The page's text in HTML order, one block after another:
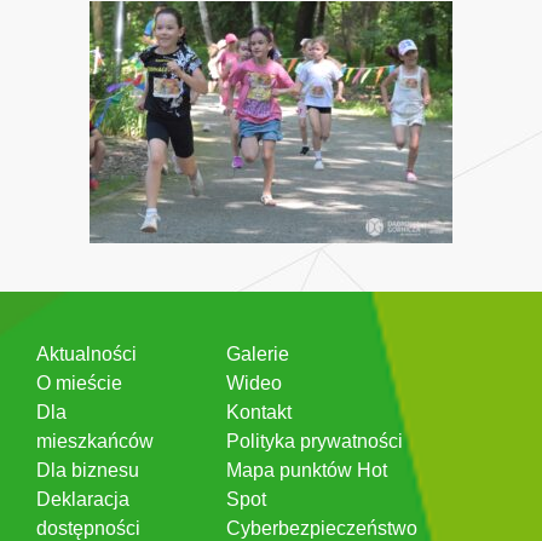
Aktualności
O mieście
Dla
mieszkańców
Dla biznesu
Deklaracja
dostępności
Galerie
Wideo
Kontakt
Polityka prywatności
Mapa punktów Hot
Spot
Cyberbezpieczeństwo